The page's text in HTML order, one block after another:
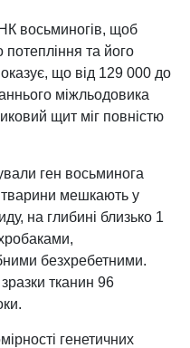
восьминогів, щоб
потепління та його
що від 129 000 до
міжльодовика
щит міг повністю
ген восьминога
мешкають у
на глибині близько 1
безхребетними.
тканин 96
генетичних